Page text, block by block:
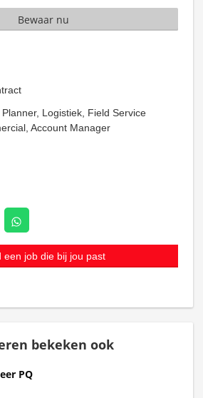
Bewaar nu
Logistiek, Field Service
Account Manager
een job die bij jou past
bekeken ook
PQ